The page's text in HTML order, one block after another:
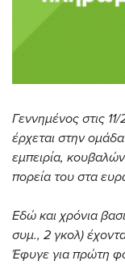
Γεννημένος στις
έρχεται στην
εμπειρία,
πορεία του στα
Εδώ και χρόνια
συμ., 2 γκολ)
Έφυγε για πρώτη